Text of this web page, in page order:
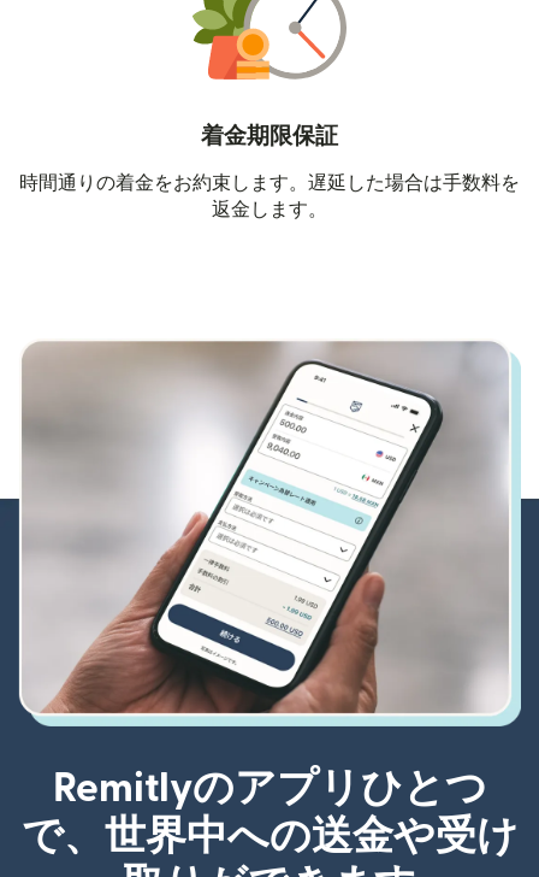
着金期限保証
時間通りの着金をお約束します。遅延した場合は手数料を
返金します。
Remitlyのアプリひとつ
で、世界中への送金や受け